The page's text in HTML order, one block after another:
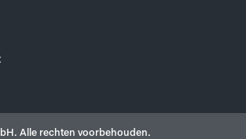
Alle rechten voorbehouden.